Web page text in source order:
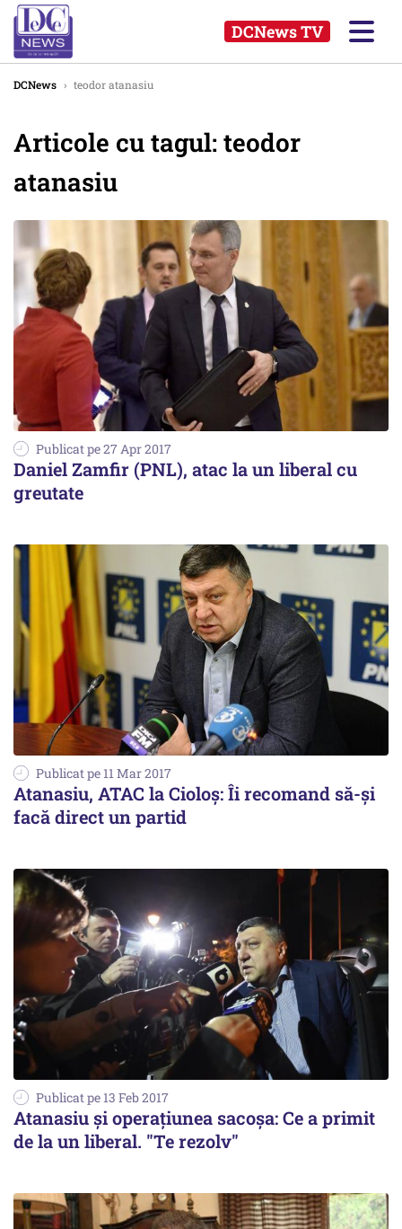
DCNews TV
DCNews › teodor atanasiu
Articole cu tagul: teodor
atanasiu
Publicat pe 27 Apr 2017
Daniel Zamfir (PNL), atac la un liberal cu
greutate
Publicat pe 11 Mar 2017
Atanasiu, ATAC la Cioloș: Îi recomand să-și
facă direct un partid
Publicat pe 13 Feb 2017
Atanasiu și operațiunea sacoșa: Ce a primit
de la un liberal. "Te rezolv"